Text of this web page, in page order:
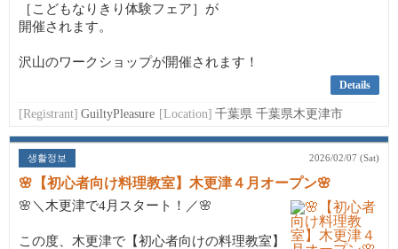
［こどもなりきり体験フェア］が
開催されます。
沢山のワークショップが開催されます！
Details
[Registrant] GuiltyPleasure [Location] 千葉県 千葉県木更津市
생활정보 2026/02/07 (Sat)
🌸【初心者向け料理教室】木更津４月オープン🌸
🌸＼木更津で4月スタート！／🌸
この度、木更津で【初心者向けの料理教室】